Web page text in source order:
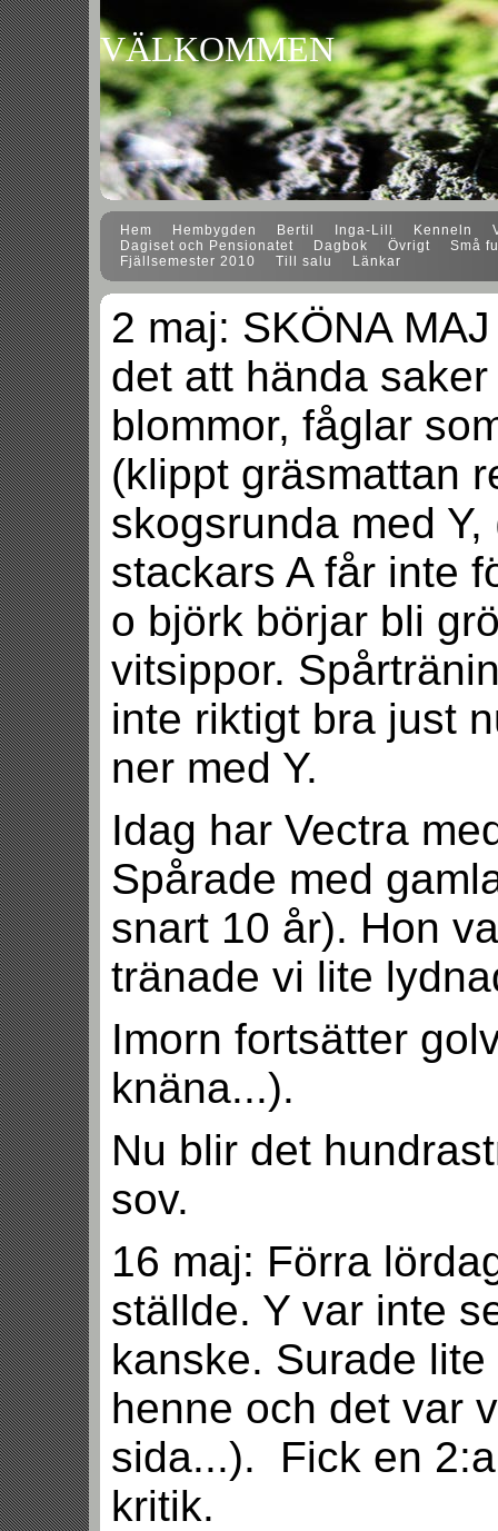
VÄLKOMMEN
Hem Hembygden Bertil Inga-Lill Kenneln
Dagiset och Pensionatet
Dagbok Övrigt
Små
Fjällsemester 2010
Till salu Länkar
2 maj: SKÖNA
det att hända
blommor, fåglar
(klippt gräsmattan
skogsrunda med
stackars A får inte
o björk börjar bli
vitsippor.
inte riktigt bra just
ner med Y.
Idag har Vectra
Spårade med
snart 10 år). Hon
tränade vi lite
Imorn fortsätter
knäna...).
Nu blir det
sov.
16 maj: Förra
ställde. Y var inte
kanske. Surade
henne och det var
sida...). Fick en
kritik.